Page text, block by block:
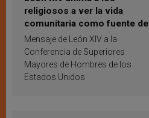
religiosos a ver la vida
comunitaria como fuente de
inspiración y santificación
Mensaje de León XIV a la
Conferencia de Superiores
Mayores de Hombres de los
Estados Unidos